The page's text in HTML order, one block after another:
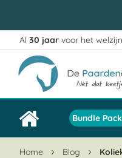
Ga
naar
de
inhoud
Al 30 jaar voor het
Bundle
Home Blog